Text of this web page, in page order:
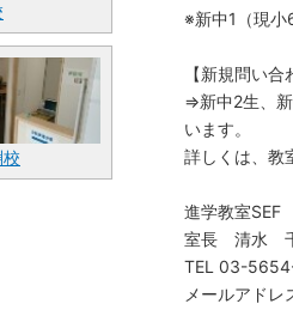
※新中1（現小
【新規問い合
⇒新中2生、
います。
詳しくは、教
進学教室
室長 清水
TEL 03-
メールアド